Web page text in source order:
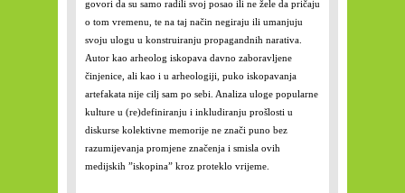
govori da su samo radili svoj posao ili ne žele da pričaju
o tom vremenu, te na taj način negiraju ili umanjuju
svoju ulogu u konstruiranju propagandnih narativa.
Autor kao arheolog iskopava davno zaboravljene
činjenice, ali kao i u arheologiji, puko iskopavanja
artefakata nije cilj sam po sebi. Analiza uloge popularne
kulture u (re)definiranju i inkludiranju prošlosti u
diskurse kolektivne memorije ne znači puno bez
razumijevanja promjene značenja i smisla ovih
medijskih ”iskopina” kroz proteklo vrijeme.